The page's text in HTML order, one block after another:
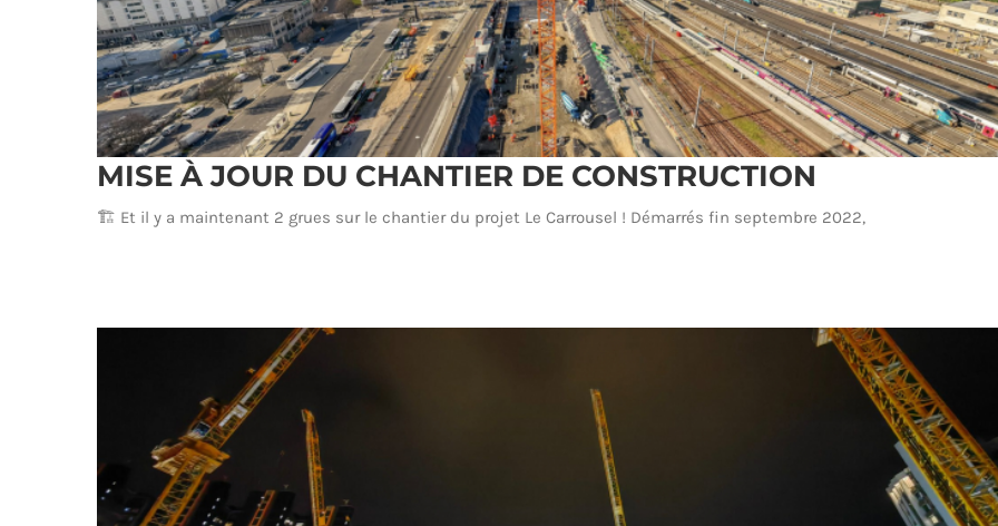
MISE À JOUR DU CHANTIER DE CONSTRUCTION
🏗 Et il y a maintenant 2 grues sur le chantier du projet Le Carrousel ! Démarrés fin septembre 2022,